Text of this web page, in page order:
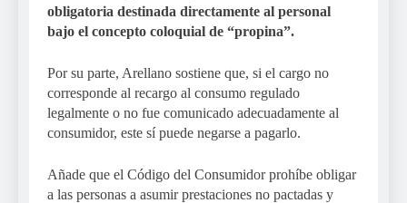
obligatoria destinada directamente al personal
bajo el concepto coloquial de “propina”.
Por su parte, Arellano sostiene que, si el cargo no
corresponde al recargo al consumo regulado
legalmente o no fue comunicado adecuadamente al
consumidor, este sí puede negarse a pagarlo.
Añade que el Código del Consumidor prohíbe obligar
a las personas a asumir prestaciones no pactadas y